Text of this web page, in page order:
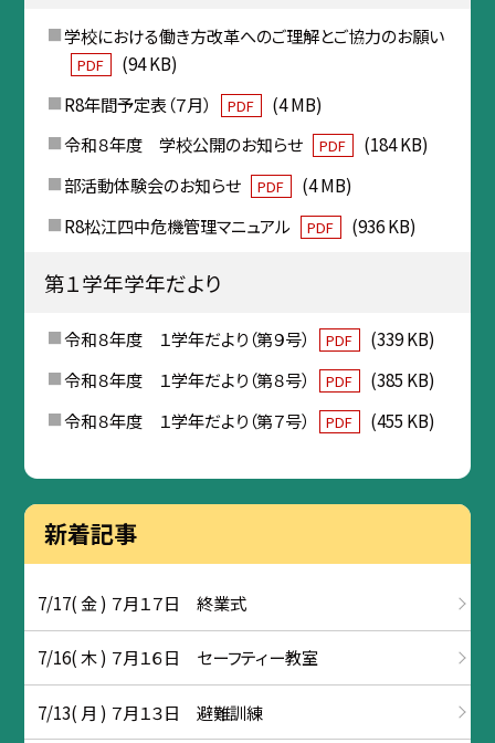
学校における働き方改革へのご理解とご協力のお願い
PDF
(94 KB)
R8年間予定表（７月）
PDF
(4 MB)
令和８年度 学校公開のお知らせ
PDF
(184 KB)
部活動体験会のお知らせ
PDF
(4 MB)
R8松江四中危機管理マニュアル
PDF (936 KB)
第１学年学年だより
令和８年度 １学年だより（第９号） PDF
(339 KB)
令和８年度 １学年だより（第８号）
PDF
(385 KB)
令和８年度 １学年だより（第７号）
PDF (455 KB)
新着記事
7/17( 金 ) ７月１７日 終業式
7/16( 木 ) ７月１６日 セーフティー教室
7/13( 月 ) ７月１３日 避難訓練